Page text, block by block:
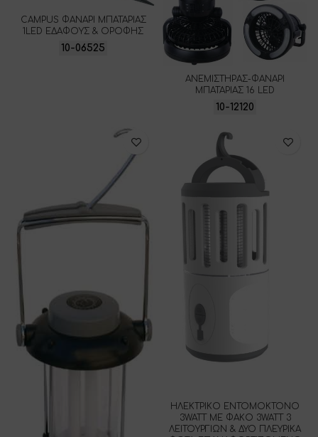
CAMPUS ΦΑΝΑΡΙ ΜΠΑΤΑΡΙΑΣ
1LED ΕΔΑΦΟΥΣ & ΟΡΟΦΗΣ
10-06525
ΑΝΕΜΙΣΤΗΡΑΣ-ΦΑΝΑΡΙ
ΜΠΑΤΑΡΙΑΣ 16 LED
10-12120
ΗΛΕΚΤΡΙΚΟ ΕΝΤΟΜΟΚΤΟΝΟ
3WATT ΜΕ ΦΑΚΟ 3WATT 3
ΛΕΙΤΟΥΡΓΙΩΝ & ΔΥΟ ΠΛΕΥΡΙΚΑ